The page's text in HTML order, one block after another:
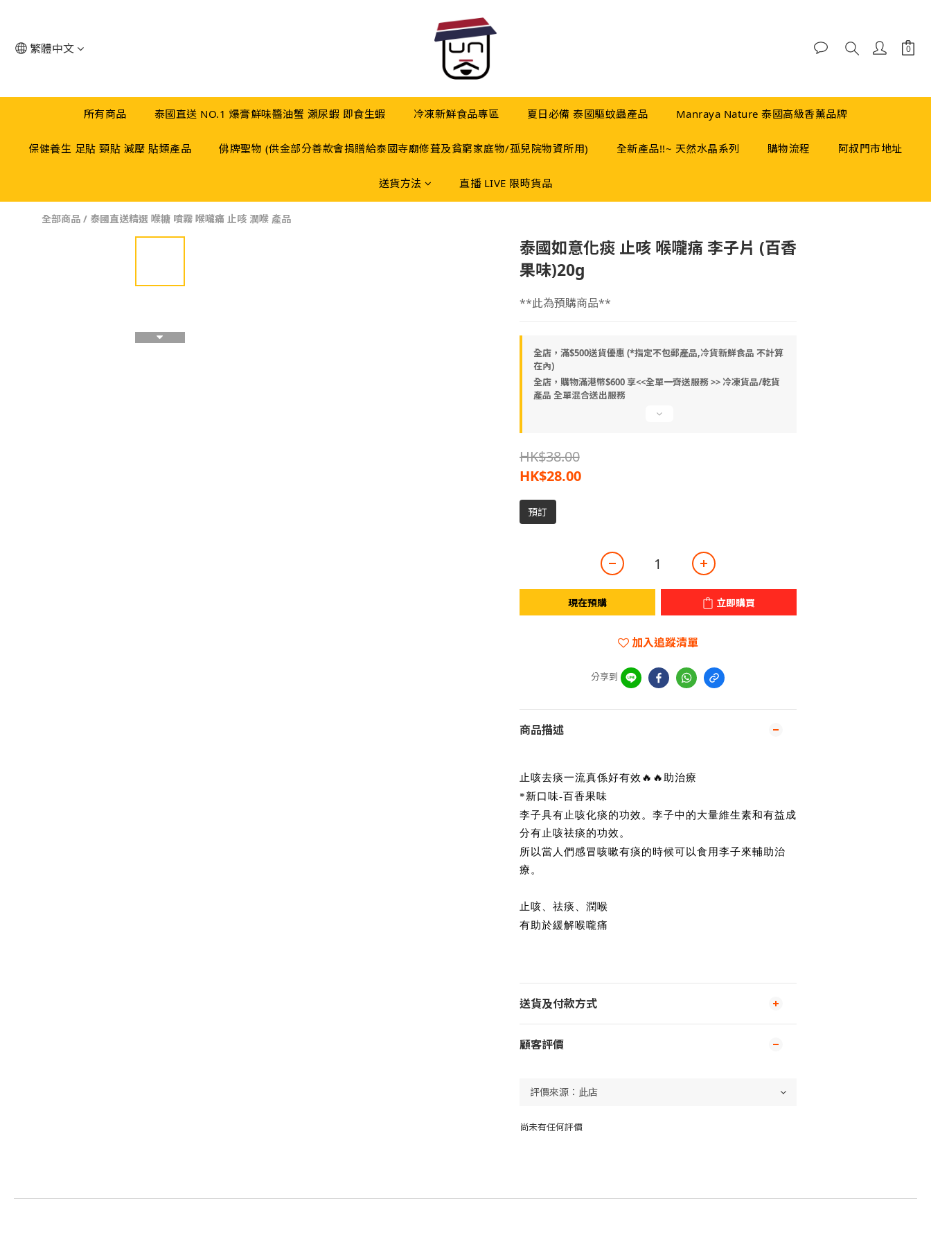
繁體中文
所有商品 泰國直送 NO.1 爆膏鮮味醬油蟹 瀨尿蝦 即食生蝦 冷凍新鮮食品專區 夏日必備 泰國驅蚊蟲產品 Manraya Nature 泰國高級香薰品牌
保健養生 足貼 頸貼 減壓 貼類產品 佛牌聖物 (供金部分善款會捐贈給泰國寺廟修葺及貧窮家庭物/孤兒院物資所用) 全新產品!!~ 天然水晶系列 購物流程 阿叔門市地址
送貨方法 直播 LIVE 限時貨品
全部商品 / 泰國直送精選 喉糖 噴霧 喉嚨痛 止咳 潤喉 產品
泰國如意化痰 止咳 喉嚨痛 李子片 (百香
果味)20g
**此為預購商品**
全店，滿$500送貨優惠 (*指定不包郵產品,冷貨新鮮食品 不計算
在內)
全店，購物滿港幣$600 享<<全單一齊送服務 >> 冷凍貨品/乾貨
產品 全單混合送出服務
HK$38.00
HK$28.00
預訂
現在預購 立即購買
加入追蹤清單
分享到
商品描述
止咳去痰一流真係好有效 🔥🔥助治療
*新口味-百香果味
李子具有止咳化痰的功效。李子中的大量維生素和有益成
分有止咳祛痰的功效。
所以當人們感冒咳嗽有痰的時候可以食用李子來輔助治
療。
止咳、祛痰、潤喉
有助於緩解喉嚨痛
送貨及付款方式
顧客評價
尚未有任何評價